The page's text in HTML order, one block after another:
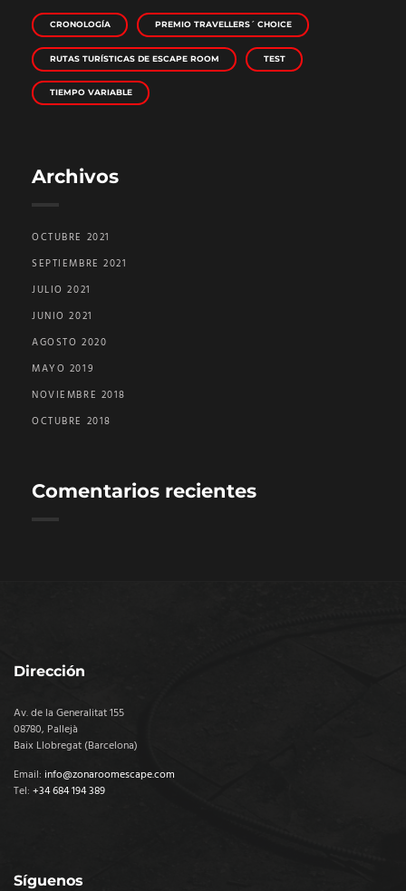
CRONOLOGÍA PREMIO TRAVELLERS´ CHOICE
RUTAS TURÍSTICAS DE ESCAPE ROOM TEST
TIEMPO VARIABLE
Archivos
OCTUBRE 2021
SEPTIEMBRE 2021
JULIO 2021
JUNIO 2021
AGOSTO 2020
MAYO 2019
NOVIEMBRE 2018
OCTUBRE 2018
Comentarios recientes
Dirección
Av. de la Generalitat 155
08780, Pallejà
Baix Llobregat (Barcelona)
Email: info@zonaroomescape.com
Tel: +34 684 194 389
Síguenos